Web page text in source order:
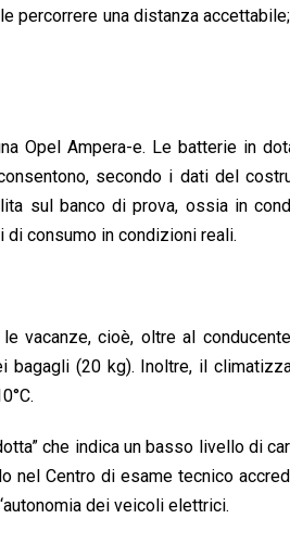
percorrere una distanza
Opel Ampera-e. Le batterie in
secondo i dati del
sul banco di prova, ossia in
consumo in condizioni reali.
vacanze, cioè, oltre al
bagagli (20 kg). Inoltre, il
che indica un basso livello di
nel Centro di esame tecnico
dei veicoli elettrici.